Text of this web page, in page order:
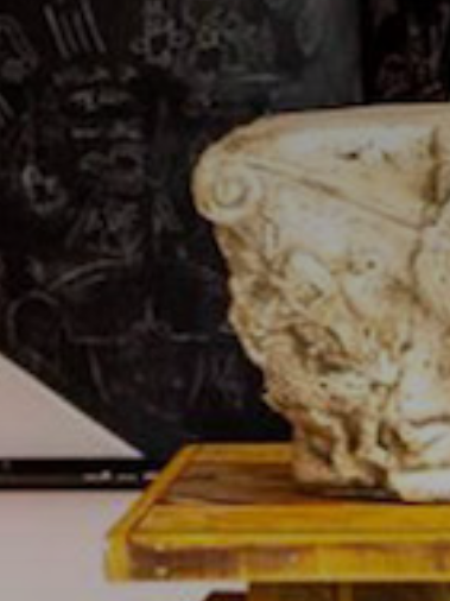
J'accepte les termes et conditions
* Champ obligatoire